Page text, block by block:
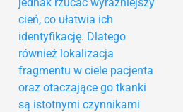
cień, co ułatwia ich
identyfikację. Dlatego
również lokalizacja
fragmentu w ciele pacjenta
oraz otaczające go tkanki
są istotnymi czynnikami